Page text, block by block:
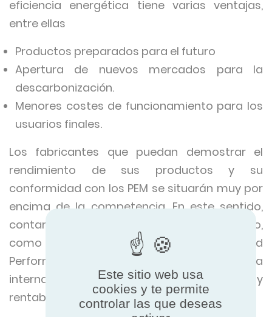
eficiencia energética tiene varias ventajas,
entre ellas
Productos preparados para el futuro
Apertura de nuevos mercados para la
descarbonización.
Menores costes de funcionamiento para los
usuarios finales.
Los fabricantes que puedan demostrar el
rendimiento de sus productos y su
conformidad con los PEM se situarán muy por
encima de la competencia. En este sentido,
contar con la certificación de un tercero,
como la marca Eurovent Certified
Performance (ECP), reconocida
internacionalmente, puede resultar muy
rentable.
Este sitio web usa
cookies y te permite
controlar las que deseas